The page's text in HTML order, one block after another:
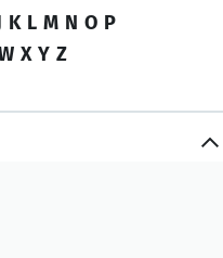
K L M N O P
X Y Z